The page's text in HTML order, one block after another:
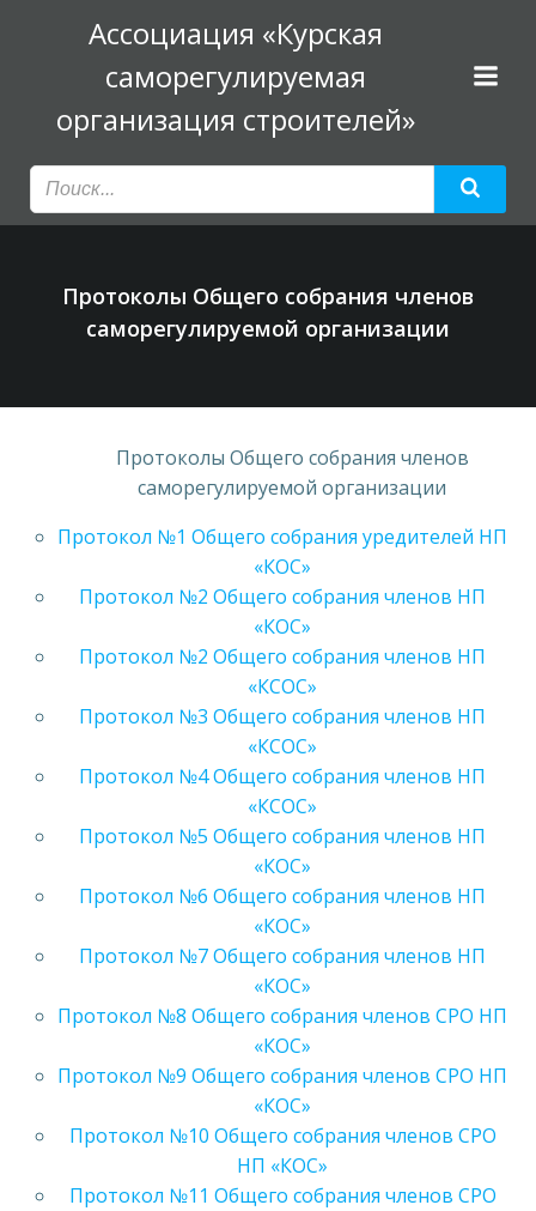
к
содержимому
Ассоциация «Курская
саморегулируемая
организация строителей»
Протоколы Общего собрания членов
саморегулируемой организации
Протоколы Общего собрания членов
саморегулируемой организации
Протокол №1 Общего собрания уредителей НП
«КОС»
Протокол №2 Общего собрания членов НП
«КОС»
Протокол №2 Общего собрания членов НП
«КСОС»
Протокол №3 Общего собрания членов НП
«КСОС»
Протокол №4 Общего собрания членов НП
«КСОС»
Протокол №5 Общего собрания членов НП
«КОС»
Протокол №6 Общего собрания членов НП
«КОС»
Протокол №7 Общего собрания членов НП
«КОС»
Протокол №8 Общего собрания членов СРО НП
«КОС»
Протокол №9 Общего собрания членов СРО НП
«КОС»
Протокол №10 Общего собрания членов СРО
НП «КОС»
Протокол №11 Общего собрания членов СРО